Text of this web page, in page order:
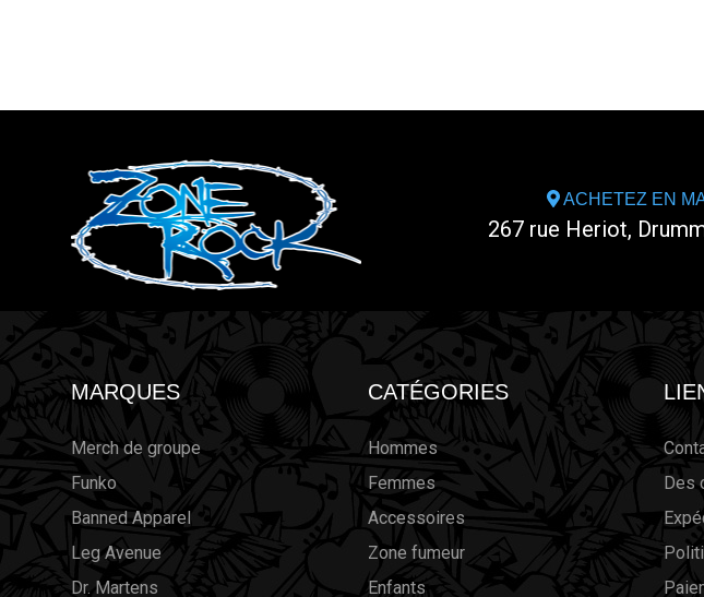
ACHETEZ EN
267 rue Heriot,
MARQUES
Merch de groupe
Funko
Banned Apparel
Leg Avenue
Dr. Martens
CATÉGORIES
Hommes
Femmes
Accessoires
Zone fumeur
Enfants
Des